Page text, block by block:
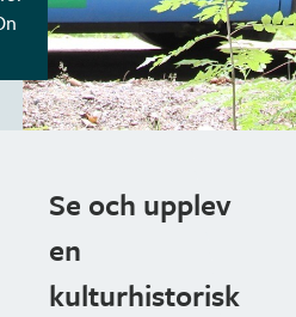
Se och upplev
en
kulturhistorisk